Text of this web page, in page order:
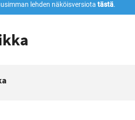
lehden näköisversiota tästä.